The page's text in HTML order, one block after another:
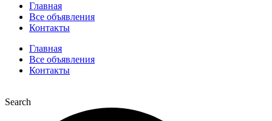
Главная
Все объявления
Контакты
Главная
Все объявления
Контакты
Search